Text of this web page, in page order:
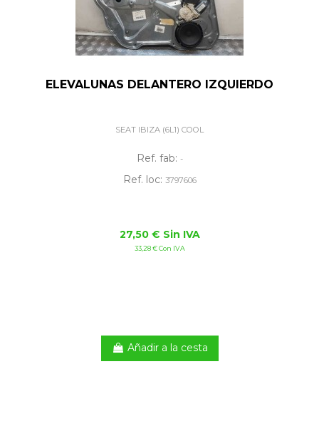
ELEVALUNAS DELANTERO IZQUIERDO
SEAT IBIZA (6L1) COOL
Ref. fab: -
Ref. loc: 3797606
27,50 € Sin IVA
33,28 € Con IVA
Añadir a la cesta